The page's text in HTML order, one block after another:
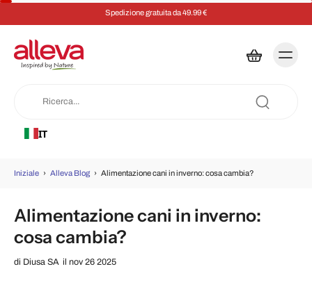
Spedizione gratuita da 49.99 €
IT
Iniziale › Alleva Blog › Alimentazione cani in inverno: cosa cambia?
Alimentazione cani in inverno:
cosa cambia?
di Diusa SA il nov 26 2025